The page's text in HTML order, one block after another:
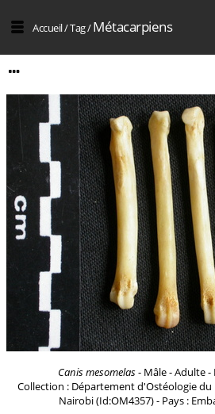
Accueil/Tag/Métacarpiens
Canis mesomelas- Mâle - Adulte -
Collection : Département d'Ostéologie
Nairobi (Id:OM4357) - Pays :